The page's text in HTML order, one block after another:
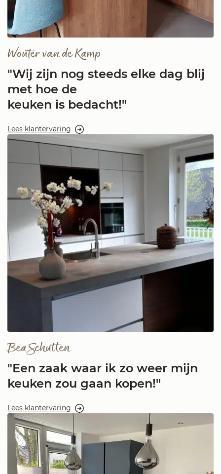
Wouter van de Kamp
"Wij zijn nog steeds elke dag blij
met hoe de
keuken is bedacht!"
Lees klantervaring
Bea Schutten
"Een zaak waar ik zo weer mijn
keuken zou gaan kopen!"
Lees klantervaring